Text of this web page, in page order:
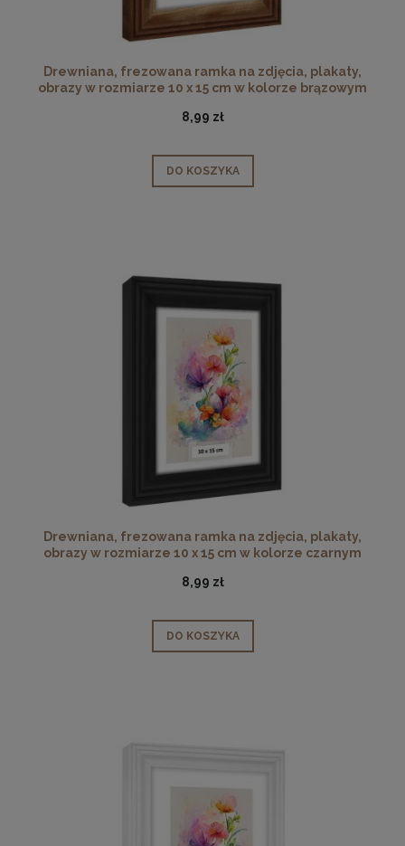
Drewniana, frezowana ramka na zdjęcia, plakaty,
obrazy w rozmiarze 10 x 15 cm w kolorze brązowym
8,99 zł
DO KOSZYKA
Drewniana, frezowana ramka na zdjęcia, plakaty,
obrazy w rozmiarze 10 x 15 cm w kolorze czarnym
8,99 zł
DO KOSZYKA